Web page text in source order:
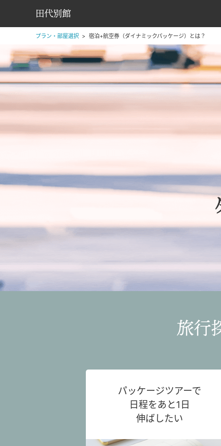
田代別館
プラン・部屋選択 宿泊+航空券（ダイナミックパッケージ）とは？
旅行
パッケージツアーで
日程をあと1日
伸ばしたい